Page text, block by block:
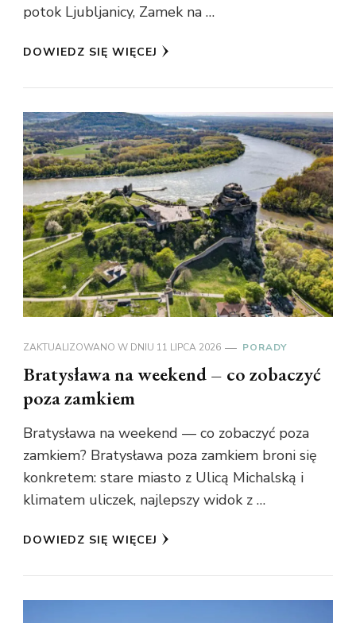
potok Ljubljanicy, Zamek na …
DOWIEDZ SIĘ WIĘCEJ
ZAKTUALIZOWANO W DNIU 11 LIPCA 2026 PORADY
Bratysława na weekend – co zobaczyć
poza zamkiem
Bratysława na weekend — co zobaczyć poza
zamkiem? Bratysława poza zamkiem broni się
konkretem: stare miasto z Ulicą Michalską i
klimatem uliczek, najlepszy widok z …
DOWIEDZ SIĘ WIĘCEJ